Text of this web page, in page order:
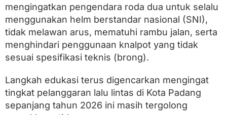
mengingatkan pengendara roda dua untuk selalu
menggunakan helm berstandar nasional (SNI),
tidak melawan arus, mematuhi rambu jalan, serta
menghindari penggunaan knalpot yang tidak
sesuai spesifikasi teknis (brong).
Langkah edukasi terus digencarkan mengingat
tingkat pelanggaran lalu lintas di Kota Padang
sepanjang tahun 2026 ini masih tergolong